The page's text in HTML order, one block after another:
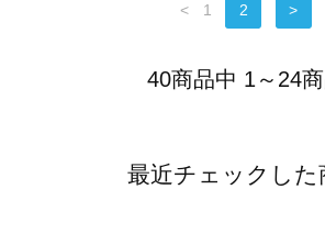
< 1 2 >
40商品中 1～24
最近チェックした